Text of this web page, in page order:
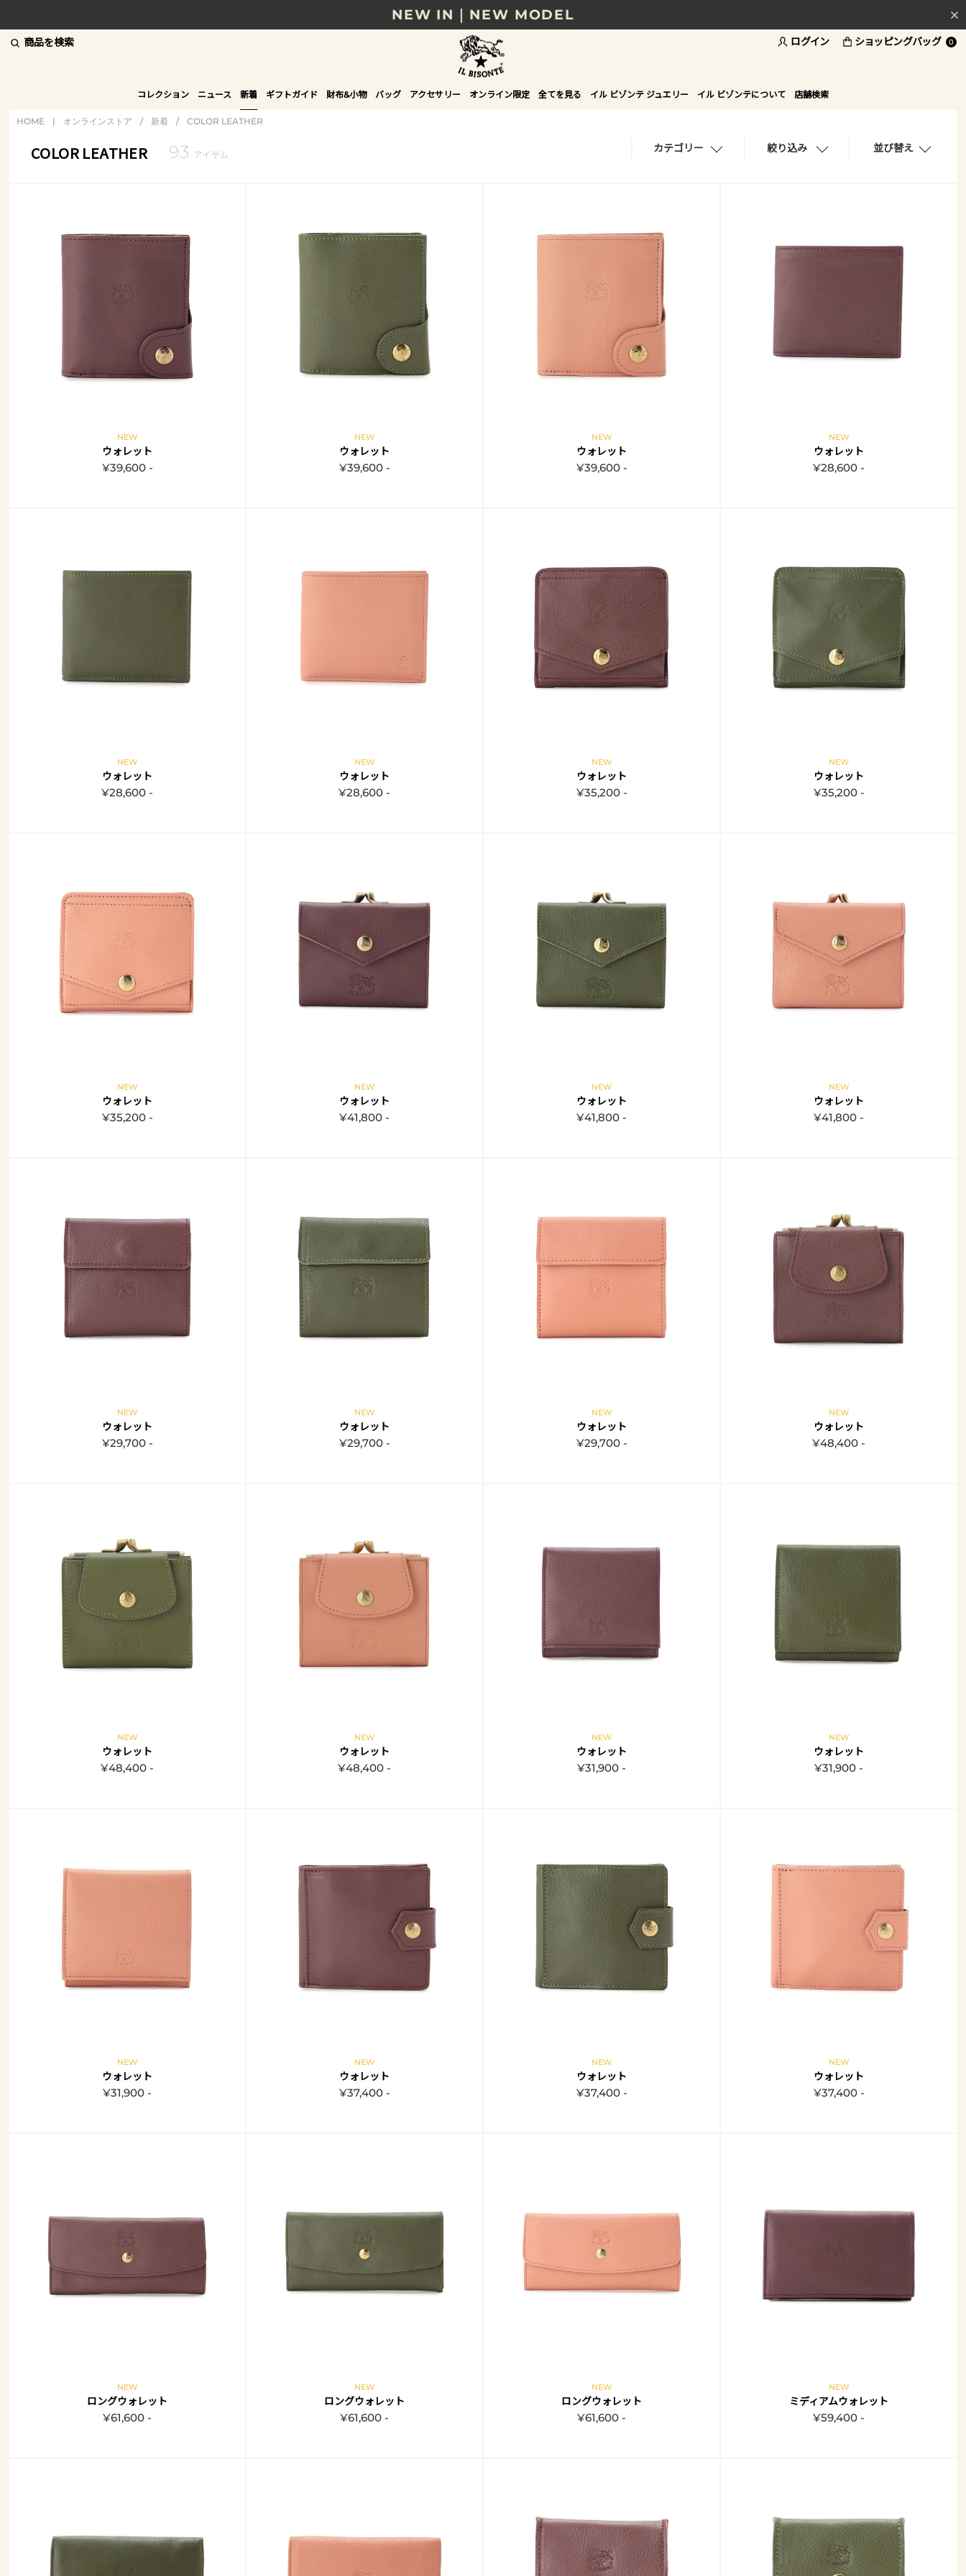
NEW IN｜NEW MODEL
8/17(月)10時まで｜税込11,000円以上で送料無料
贈る相手やシーンから選べる、新しいギフトガイド
NEW IN｜COLOR LEATHER
商品を検索 ログイン ショッピングバッグ 0
コレクション ニュース 新着 ギフトガイド 財布&小物 バッグ アクセサリー オンライン限定 全てを見る イル ビゾンテ ジュエリー イル ビゾンテについて 店舗検索
HOME | オンラインストア / 新着 / COLOR LEATHER
COLOR LEATHER 93 アイテム
カテゴリー 絞り込み 並び替え
NEW
ウォレット
¥39,600 -
NEW
ウォレット
¥39,600 -
NEW
ウォレット
¥39,600 -
NEW
ウォレット
¥28,600 -
NEW
ウォレット
¥28,600 -
NEW
ウォレット
¥28,600 -
NEW
ウォレット
¥35,200 -
NEW
ウォレット
¥35,200 -
NEW
ウォレット
¥35,200 -
NEW
ウォレット
¥41,800 -
NEW
ウォレット
¥41,800 -
NEW
ウォレット
¥41,800 -
NEW
ウォレット
¥29,700 -
NEW
ウォレット
¥29,700 -
NEW
ウォレット
¥29,700 -
NEW
ウォレット
¥48,400 -
NEW
ウォレット
¥48,400 -
NEW
ウォレット
¥48,400 -
NEW
ウォレット
¥31,900 -
NEW
ウォレット
¥31,900 -
NEW
ウォレット
¥31,900 -
NEW
ウォレット
¥37,400 -
NEW
ウォレット
¥37,400 -
NEW
ウォレット
¥37,400 -
NEW
ロングウォレット
¥61,600 -
NEW
ロングウォレット
¥61,600 -
NEW
ロングウォレット
¥61,600 -
NEW
ミディアムウォレット
¥59,400 -